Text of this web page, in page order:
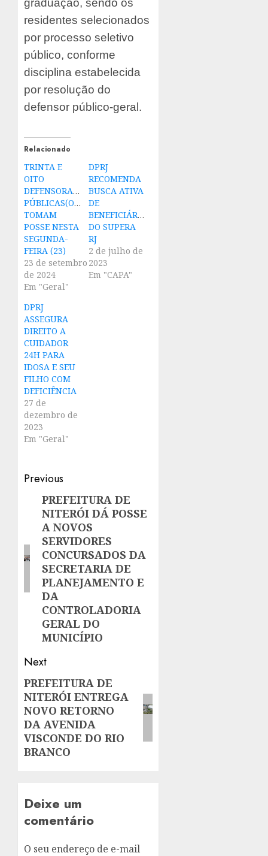
residentes selecionados
por processo seletivo
público, conforme
disciplina estabelecida
por resolução do
defensor público-geral.
Relacionado
TRINTA E
OITO
DEFENSORAS(ES)
PÚBLICAS(OS)
TOMAM
POSSE NESTA
SEGUNDA-
FEIRA (23)
23 de setembro
de 2024
Em "Geral"
DPRJ
RECOMENDA
BUSCA ATIVA
DE
BENEFICIÁRIOS
DO SUPERA
RJ
2 de julho de
2023
Em "CAPA"
DPRJ
ASSEGURA
DIREITO A
CUIDADOR
24H PARA
IDOSA E SEU
FILHO COM
DEFICIÊNCIA
27 de
dezembro de
2023
Em "Geral"
Post
navigation
Previous
Previous
post:
PREFEITURA DE
NITERÓI DÁ POSSE
A NOVOS
SERVIDORES
CONCURSADOS DA
SECRETARIA DE
PLANEJAMENTO E
DA
CONTROLADORIA
GERAL DO
MUNICÍPIO
Next
Next
post:
PREFEITURA DE
NITERÓI ENTREGA
NOVO RETORNO
DA AVENIDA
VISCONDE DO RIO
BRANCO
Deixe um
comentário
O seu endereço de e-mail